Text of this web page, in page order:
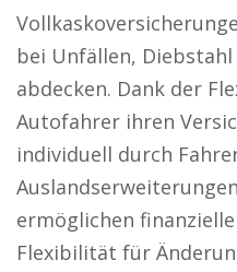
bei Unfällen,
abdecken. Dank der
Autofahrer ihren
individuell durch
ermöglichen
Flexibilität für